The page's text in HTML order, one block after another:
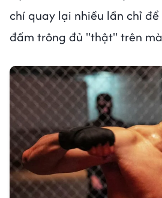
chí quay lại nhiều lần chỉ
đấm trông đủ "thật" trên